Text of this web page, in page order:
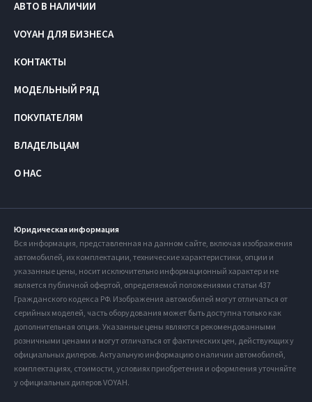
АВТО В НАЛИЧИИ
VOYAH ДЛЯ БИЗНЕСА
КОНТАКТЫ
МОДЕЛЬНЫЙ РЯД
ПОКУПАТЕЛЯМ
ВЛАДЕЛЬЦАМ
О НАС
Юридическая информация
Вся информация, представленная на данном сайте, включая изображения
автомобилей, их комплектации, технические характеристики, опции и
указанные цены, носит исключительно информационный характер и не
является публичной офертой, определяемой положениями статьи 437
Гражданского кодекса РФ. Изображения автомобилей могут отличаться от
серийных моделей, часть оборудования может быть доступна только как
дополнительная опция. Указанные цены являются рекомендованными
розничными ценами и могут отличаться от фактических цен, действующих у
официальных дилеров. Актуальную информацию о наличии автомобилей,
комплектациях, стоимости, условиях приобретения и оформления уточняйте
у официальных дилеров VOYAH.